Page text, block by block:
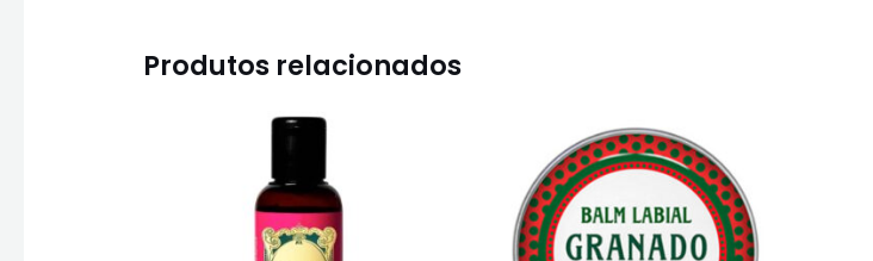
Produtos relacionados